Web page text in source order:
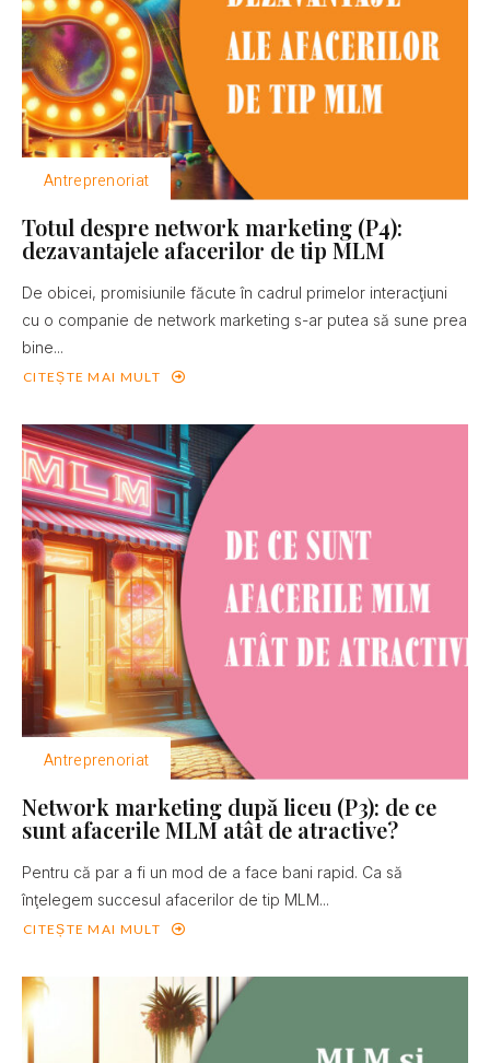
Antreprenoriat
Totul despre network marketing (P4):
dezavantajele afacerilor de tip MLM
De obicei, promisiunile făcute în cadrul primelor interacţiuni
cu o companie de network marketing s-ar putea să sune prea
bine...
CITEȘTE MAI MULT
Antreprenoriat
Network marketing după liceu (P3): de ce
sunt afacerile MLM atât de atractive?
Pentru că par a fi un mod de a face bani rapid. Ca să
înţelegem succesul afacerilor de tip MLM...
CITEȘTE MAI MULT